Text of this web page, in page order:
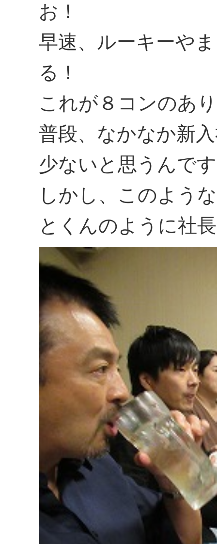
お！
早速、ルーキーや
る！
これが８コンのあ
普段、なかなか新
少ないと思うんで
しかし、このよう
とくんのように社